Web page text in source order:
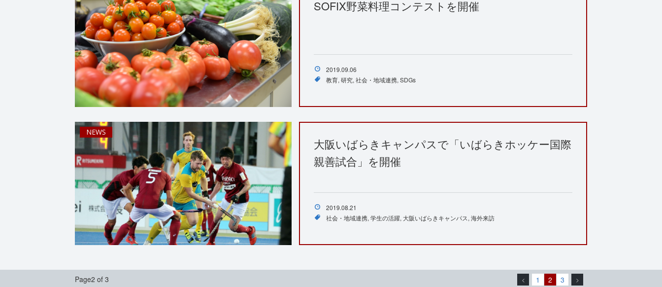
SOFIX野菜料理コンテストを開催
2019.09.06
教育 研究 社会・地域連携 SDGs
NEWS
大阪いばらきキャンパスで「いばらきホッケー国際
親善試合」を開催
2019.08.21
社会・地域連携 学生の活躍 大阪いばらきキャンパス 海外来訪
Page2 of 3 < 1 2 3 >